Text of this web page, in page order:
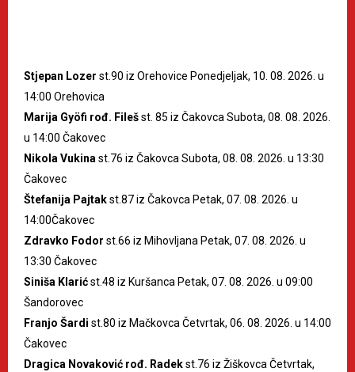
Stjepan Lozer st.90 iz Orehovice Ponedjeljak, 10. 08. 2026. u
14:00 Orehovica
Marija Gyöfi rođ. Filešst. 85 iz Čakovca Subota, 08. 08. 2026.
u 14:00 Čakovec
Nikola Vukinast.76 iz Čakovca Subota, 08. 08. 2026. u 13:30
Čakovec
Štefanija Pajtakst.87 iz Čakovca Petak, 07. 08. 2026. u
14:00Čakovec
Zdravko Fodor st.66 iz Mihovljana Petak, 07. 08. 2026. u
13:30 Čakovec
Siniša Klarićst.48 iz Kuršanca Petak, 07. 08. 2026. u 09:00
Šandorovec
Franjo Šardi st.80 iz Mačkovca Četvrtak, 06. 08. 2026. u 14:00
Čakovec
Dragica Novaković rođ. Radekst.76 iz Žiškovca Četvrtak,